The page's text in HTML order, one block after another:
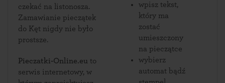
czekać na listonosza.
Zamawianie pieczątek
do Kęt nigdy nie było
prostsze.
Pieczatki-Online.eu
serwis internetowy, w
wpisz tekst,
który ma
zostać
umieszczony
na pieczątce
wybierz
automat bądź